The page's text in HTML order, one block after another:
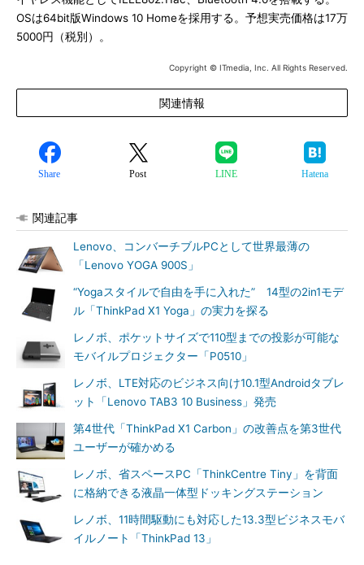
OSは64bit版Windows 10 Homeを採用する。予想実売価格は17万
5000円（税別）。
Copyright © ITmedia, Inc. All Rights Reserved.
関連情報
Share Post LINE Hatena
関連記事
Lenovo、コンバーチブルPCとして世界最薄の
「Lenovo YOGA 900S」
“Yogaスタイルで自由を手に入れた” 14型の2in1モデ
ル「ThinkPad X1 Yoga」の実力を探る
レノボ、ポケットサイズで110型までの投影が可能な
モバイルプロジェクター「P0510」
レノボ、LTE対応のビジネス向け10.1型Androidタブレ
ット「Lenovo TAB3 10 Business」発売
第4世代「ThinkPad X1 Carbon」の改善点を第3世代
ユーザーが確かめる
レノボ、省スペースPC「ThinkCentre Tiny」を背面
に格納できる液晶一体型ドッキングステーション
レノボ、11時間駆動にも対応した13.3型ビジネスモバ
イルノート「ThinkPad 13」